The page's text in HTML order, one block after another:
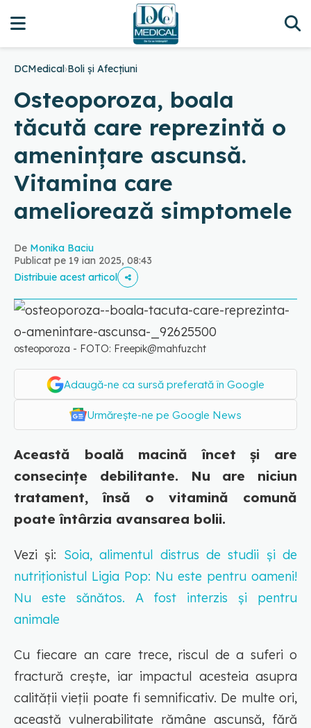
DCMedical›Boli și Afecțiuni
Osteoporoza, boala
tăcută care reprezintă o
amenințare ascunsă.
Vitamina care
ameliorează simptomele
De Monika Baciu
Publicat pe 19 ian 2025, 08:43
Distribuie acest articol
osteoporoza - FOTO: Freepik@mahfuzcht
Adaugă-ne ca sursă preferată în Google
Urmărește-ne pe Google News
Această boală macină încet și are
consecințe debilitante. Nu are niciun
tratament, însă o vitamină comună
poate întârzia avansarea bolii.
Vezi și: Soia, alimentul distrus de studii și de
nutriționistul Ligia Pop: Nu este pentru oameni!
Nu este sănătos. A fost interzis și pentru
animale
Cu fiecare an care trece, riscul de a suferi o
fractură crește, iar impactul acesteia asupra
calității vieții poate fi semnificativ. De multe ori,
această vulnerabilitate rămâne ascunsă, fără